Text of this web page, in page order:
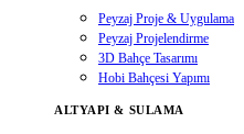
Peyzaj Proje & Uygulama
Peyzaj Projelendirme
3D Bahçe Tasarımı
Hobi Bahçesi Yapımı
ALTYAPI & SULAMA